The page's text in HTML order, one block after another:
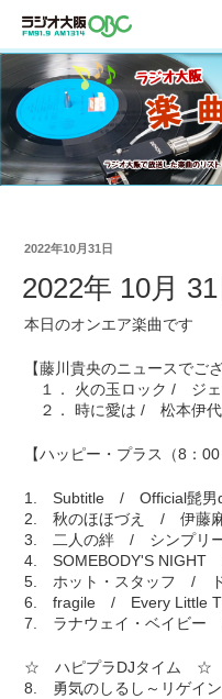
2022年10月31日
2022年 10月 31
本日のオンエア楽曲です
【藤川貴央のニュースでご
１． 火の玉ロック / ジェ
２． 時に愛は / 松本伊代
【ハッピー・プラス（8：
1. Subtitle / Official髭男
2. 秋のほほづえ / 伊藤
3. 二人の絆 / シンプリー
4. SOMEBODY'S
5. ホット・スタッフ / ド
6. fragile / Every Little
7. ラナウェイ・ベイビー
☆ ハピプラDJタイム ☆
8. 勇気のしるし～リゲイ